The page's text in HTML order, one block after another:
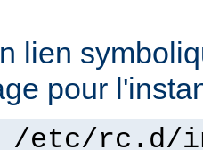
lien
pour
/etc/rc.d/